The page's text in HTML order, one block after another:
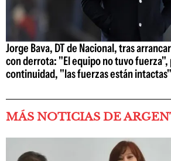
Jorge Bava, DT de Nacional, tras
con derrota: "El equipo no tuvo fuerza",
continuidad, "las fuerzas están intactas"
MÁS NOTICIAS DE